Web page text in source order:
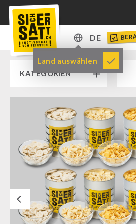
DE
DE
EN
Land auswählen
KATEGORIEN
RAMPENVERKAUF % % %
SICHERSATT PREMIUM
Notvorrat-Pakete
Fertiggerichte
Komplettlösungen
NR-72
Ergänzungs-Pakete
Next